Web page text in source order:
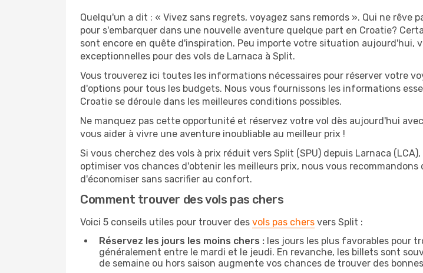
Quelqu'un a dit : « Vivez sans regrets, voyagez sans remords ». Qui ne
pour s'embarquer dans une nouvelle aventure quelque part en Croatie?
sont encore en quête d'inspiration. Peu importe votre situation aujourd'hui,
exceptionnelles pour des vols de Larnaca à Split.
Vous trouverez ici toutes les informations nécessaires pour réserver votre
d'options pour tous les budgets. Nous vous fournissons les informations
Croatie se déroule dans les meilleures conditions possibles.
Ne manquez pas cette opportunité et réservez votre vol dès aujourd'hui avec
vous aider à vivre une aventure inoubliable au meilleur prix !
Si vous cherchez des vols à prix réduit vers Split (SPU) depuis Larnaca
optimiser vos chances d'obtenir les meilleurs prix, nous vous
d'économiser sans sacrifier au confort.
Comment trouver des vols pas chers
Voici 5 conseils utiles pour trouver des vols pas chers vers Split :
Réservez les jours les moins chers : les jours les plus favorables pour
généralement entre le mardi et le jeudi. En revanche, les billets sont
de semaine ou hors saison augmente vos chances de trouver des